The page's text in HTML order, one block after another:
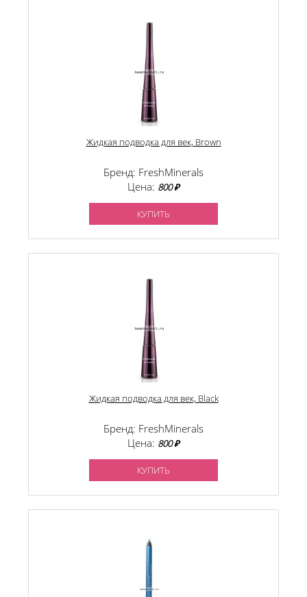
Жидкая подводка для век, Brown
Бренд: FreshMinerals
Цена: 800 ₽
КУПИТЬ
Жидкая подводка для век, Black
Бренд: FreshMinerals
Цена: 800 ₽
КУПИТЬ